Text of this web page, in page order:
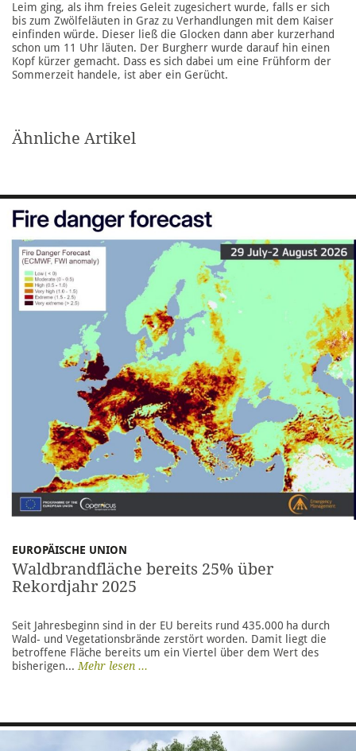
Leim ging, als ihm freies Geleit zugesichert wurde, falls er sich
bis zum Zwölfeläuten in Graz zu Verhandlungen mit dem Kaiser
einfinden würde. Dieser ließ die Glocken dann aber kurzerhand
schon um 11 Uhr läuten. Der Burgherr wurde darauf hin einen
Kopf kürzer gemacht. Dass es sich dabei um eine Frühform der
Sommerzeit handele, ist aber ein Gerücht.
Ähnliche Artikel
EUROPÄISCHE UNION
Waldbrandfläche bereits 25% über
Rekordjahr 2025
Seit Jahresbeginn sind in der EU bereits rund 435.000 ha durch
Wald- und Vegetationsbrände zerstört worden. Damit liegt die
betroffene Fläche bereits um ein Viertel über dem Wert des
bisherigen...Mehr lesen ...